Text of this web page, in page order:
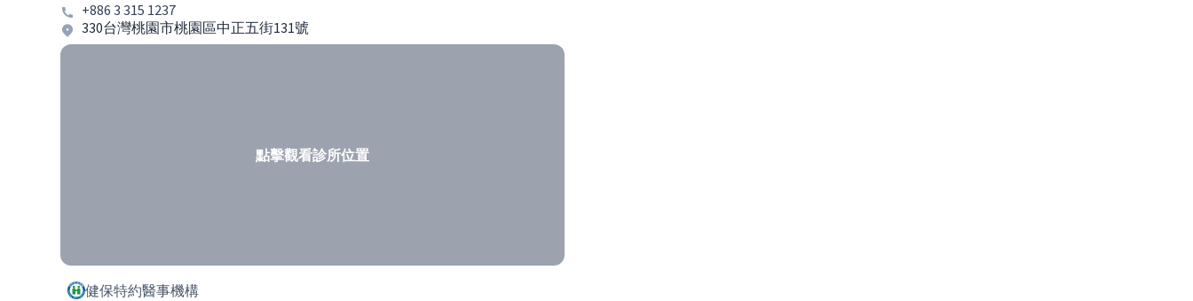
+886 3 315 1237
330台灣桃園市桃園區中正五街131號
點擊觀看診所位置
健保特約醫事機構